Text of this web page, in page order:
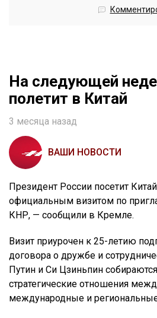
На следующей
полетит в Китай
3 месяца назад
ВАШИ НОВОСТИ
Президент России посетит
официальным визитом по
КНР, — сообщили в Кремле.
Визит приурочен к 25-летию
договора о дружбе и
Путин и Си Цзиньпин
стратегические отношения
международные и